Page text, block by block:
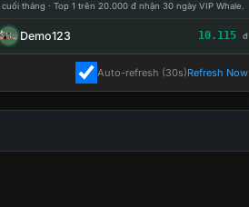
tháng · Top 1 trên 20.000 đ nhận 30 ngày VIP Whale.
Demo123 10.115 đ
Auto-refresh (30s)Refresh Now